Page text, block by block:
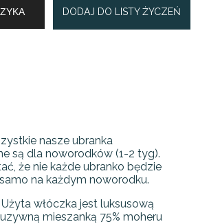
DODAJ DO LISTY ŻYCZEŃ
nasze ubranka
są dla noworodków (1-2 tyg).
że nie każde ubranko będzie
na każdym noworodku.
Użyta włóczka jest luksusową
mieszanką 75% moheru